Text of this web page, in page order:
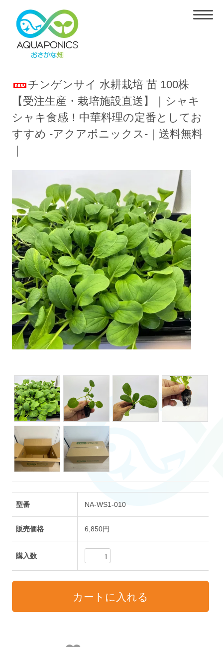
チンゲンサイ 水耕栽培 苗 100株
【受注生産・栽培施設直送】｜シャキ
シャキ食感！中華料理の定番としてお
すすめ -アクアポニックス-｜送料無料
型番 NA-WS1-010
販売価格 6,850円
購入数